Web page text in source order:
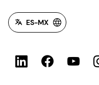
ES-MX